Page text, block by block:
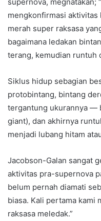
mengkonfirmasi
merah super raksasa
bagaimana ledakan
terang, kemudian runtuh
Siklus hidup sebagian
protobintang, bintang
tergantung ukurannya —
giant), dan akhirnya
menjadi lubang hitam
Jacobson-Galan sangat
aktivitas pra-supernova
belum pernah diamati
biasa. Kali pertama kami
raksasa meledak.”